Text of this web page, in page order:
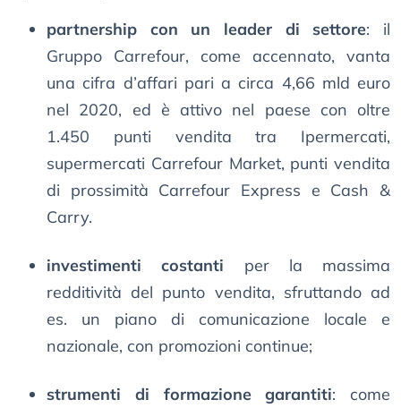
partnership con un leader di settore: il
Gruppo Carrefour, come accennato, vanta
una cifra d’affari pari a circa 4,66 mld euro
nel 2020, ed è attivo nel paese con oltre
1.450 punti vendita tra Ipermercati,
supermercati Carrefour Market, punti vendita
di prossimità Carrefour Express e Cash &
Carry.
investimenti costanti per la massima
redditività del punto vendita, sfruttando ad
es. un piano di comunicazione locale e
nazionale, con promozioni continue;
strumenti di formazione garantiti: come